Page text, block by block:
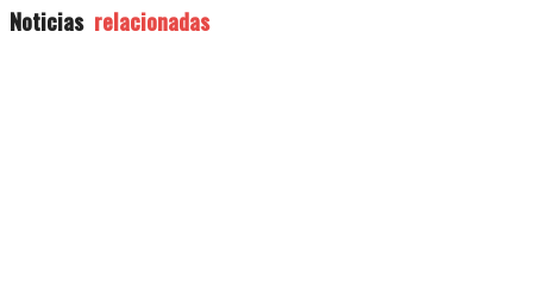
Noticias relacionadas